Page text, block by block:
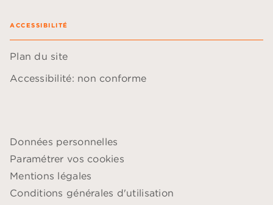
ACCESSIBILITÉ
Plan du site
Accessibilité: non conforme
Données personnelles
Paramétrer vos cookies
Mentions légales
Conditions générales d'utilisation